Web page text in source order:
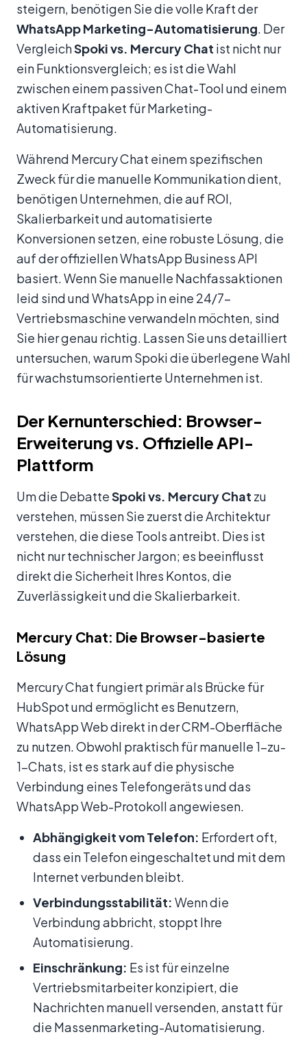
steigern, benötigen Sie die volle Kraft der
WhatsApp Marketing-Automatisierung. Der
VergleichSpoki vs. Mercury Chat ist nicht nur
ein Funktionsvergleich; es ist die Wahl
zwischen einem passiven Chat-Tool und einem
aktiven Kraftpaket für Marketing-
Automatisierung.
Während Mercury Chat einem spezifischen
Zweck für die manuelle Kommunikation dient,
benötigen Unternehmen, die auf ROI,
Skalierbarkeit und automatisierte
Konversionen setzen, eine robuste Lösung, die
auf der offiziellen WhatsApp Business API
basiert. Wenn Sie manuelle Nachfassaktionen
leid sind und WhatsApp in eine 24/7-
Vertriebsmaschine verwandeln möchten, sind
Sie hier genau richtig. Lassen Sie uns detailliert
untersuchen, warum Spoki die überlegene Wahl
für wachstumsorientierte Unternehmen ist.
Der Kernunterschied: Browser-
Erweiterung vs. Offizielle API-
Plattform
Um die DebatteSpoki vs. Mercury Chat zu
verstehen, müssen Sie zuerst die Architektur
verstehen, die diese Tools antreibt. Dies ist
nicht nur technischer Jargon; es beeinflusst
direkt die Sicherheit Ihres Kontos, die
Zuverlässigkeit und die Skalierbarkeit.
Mercury Chat: Die Browser-basierte
Lösung
Mercury Chat fungiert primär als Brücke für
HubSpot und ermöglicht es Benutzern,
WhatsApp Web direkt in der CRM-Oberfläche
zu nutzen. Obwohl praktisch für manuelle 1-zu-
1-Chats, ist es stark auf die physische
Verbindung eines Telefongeräts und das
WhatsApp Web-Protokoll angewiesen.
Abhängigkeit vom Telefon: Erfordert oft,
dass ein Telefon eingeschaltet und mit dem
Internet verbunden bleibt.
Verbindungsstabilität: Wenn die
Verbindung abbricht, stoppt Ihre
Automatisierung.
Einschränkung: Es ist für einzelne
Vertriebsmitarbeiter konzipiert, die
Nachrichten manuell versenden, anstatt für
die Massenmarketing-Automatisierung.